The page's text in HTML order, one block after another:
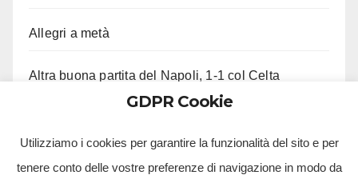
Allegri a metà
Altra buona partita del Napoli, 1-1 col Celta
GDPR Cookie
Utilizziamo i cookies per garantire la funzionalità del sito e per
tenere conto delle vostre preferenze di navigazione in modo da